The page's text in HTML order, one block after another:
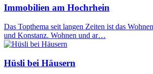
Immobilien am Hochrhein
Das Topthema seit langen Zeiten ist das
und Konstanz. Wohnen und ar…
Hüsli bei Häusern